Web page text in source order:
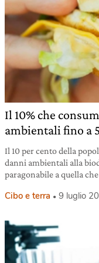
Il 10% che
ambientali fino a
Il 10 per cento della
danni ambientali alla
paragonabile a quella
Cibo e terra 9 luglio